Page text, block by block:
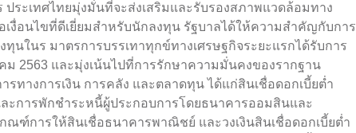
ประเทศไทยมุ่งมั่นที่จะส่งเสริมและรับรองสภาพแวดล้อมทาง
เงื่อนไขที่ดีเยี่ยมสำหรับนักลงทุน รัฐบาลได้ให้ความสำคัญกับการ
นในร มาตรการบรรเทาทุกข์ทางเศรษฐกิจระยะแรกได้รับการ
2563 และมุ่งเน้นไปที่การรักษาความมั่นคงของรากฐาน
รทางการเงิน การคลัง และตลาดทุน ได้แก่สินเชื่อดอกเบี้ยต่ำ
ละการพักชำระหนี้ผู้ประกอบการโดยธนาคารออมสินและ
ณฑ์การให้สินเชื่อธนาคารพาณิชย์ และวงเงินสินเชื่อดอกเบี้ยต่ำ